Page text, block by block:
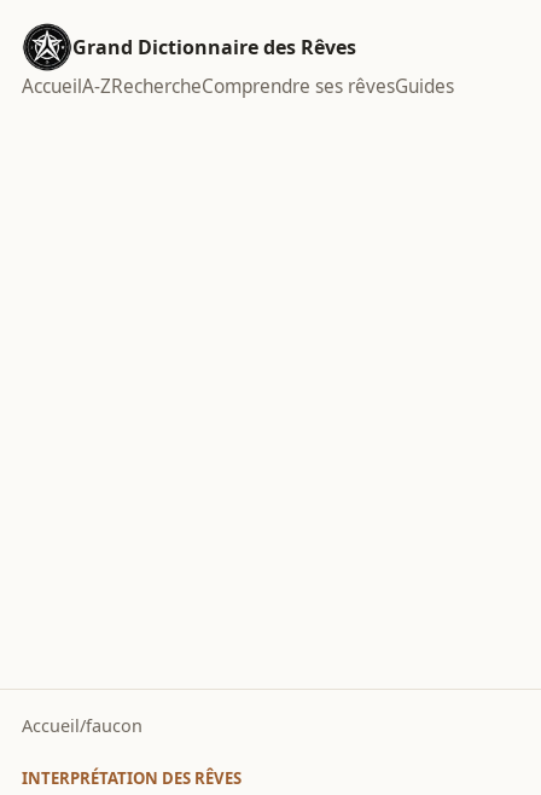
Grand Dictionnaire des Rêves
AccueilA-ZRechercheComprendre ses rêvesGuides
Accueil/faucon
INTERPRÉTATION DES RÊVES